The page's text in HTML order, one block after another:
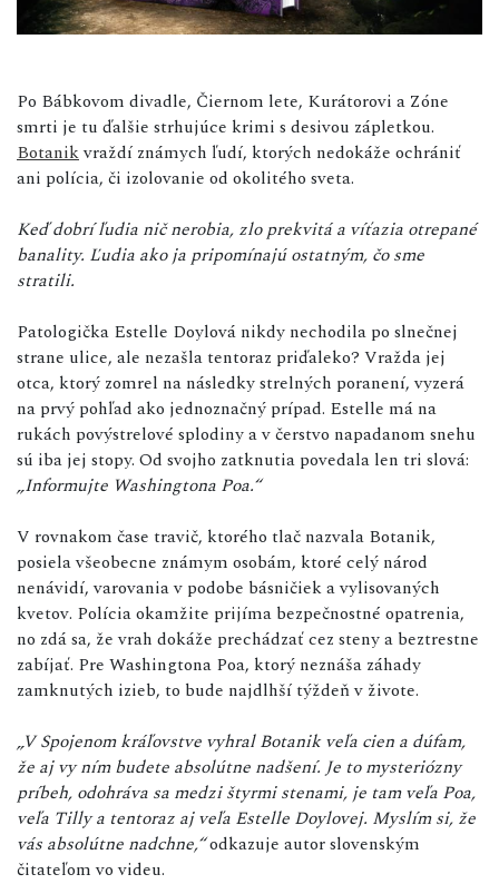
Po Bábkovom divadle, Čiernom lete, Kurátorovi a Zóne
smrti je tu ďalšie strhujúce krimi s desivou zápletkou.
Botanikvraždí známych ľudí, ktorých nedokáže ochrániť
ani polícia, či izolovanie od okolitého sveta.
Keď dobrí ľudia nič nerobia, zlo prekvitá a víťazia otrepané
banality. Ľudia ako ja pripomínajú ostatným, čo sme
stratili.
Patologička Estelle Doylová nikdy nechodila po slnečnej
strane ulice, ale nezašla tentoraz priďaleko? Vražda jej
otca, ktorý zomrel na následky strelných poranení, vyzerá
na prvý pohľad ako jednoznačný prípad. Estelle má na
rukách povýstrelové splodiny a v čerstvo napadanom snehu
sú iba jej stopy. Od svojho zatknutia povedala len tri slová:
„Informujte Washingtona Poa.“
V rovnakom čase travič, ktorého tlač nazvala Botanik,
posiela všeobecne známym osobám, ktoré celý národ
nenávidí, varovania v podobe básničiek a vylisovaných
kvetov. Polícia okamžite prijíma bezpečnostné opatrenia,
no zdá sa, že vrah dokáže prechádzať cez steny a beztrestne
zabíjať. Pre Washingtona Poa, ktorý neznáša záhady
zamknutých izieb, to bude najdlhší týždeň v živote.
„V Spojenom kráľovstve vyhral Botanik veľa cien a dúfam,
že aj vy ním budete absolútne nadšení. Je to mysteriózny
príbeh, odohráva sa medzi štyrmi stenami, je tam veľa Poa,
veľa Tilly a tentoraz aj veľa Estelle Doylovej. Myslím si, že
vás absolútne nadchne,“odkazuje autor slovenským
čitateľom vo videu.